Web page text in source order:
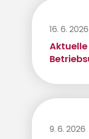
16. 6. 2026
9. 6. 2026